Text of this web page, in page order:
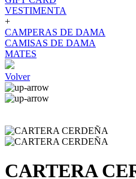
VESTIMENTA
+
CAMPERAS DE DAMA
CAMISAS DE DAMA
MATES
Volver
CARTERA